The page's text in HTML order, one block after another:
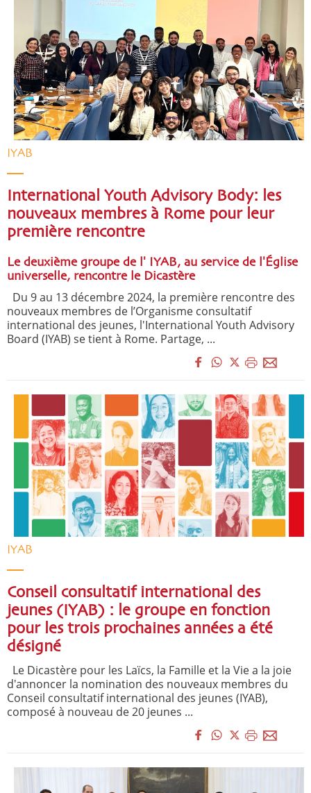
IYAB
International Youth Advisory Body: les
nouveaux membres à Rome pour leur
première rencontre
Le deuxième groupe de l' IYAB, au service de l'Église
universelle, rencontre le Dicastère
Du 9 au 13 décembre 2024, la première rencontre des
nouveaux membres de l’Organisme consultatif
international des jeunes, l'International Youth Advisory
Board (IYAB) se tient à Rome. Partage, ...
IYAB
Conseil consultatif international des
jeunes (IYAB) : le groupe en fonction
pour les trois prochaines années a été
désigné
Le Dicastère pour les Laïcs, la Famille et la Vie a la joie
d'annoncer la nomination des nouveaux membres du
Conseil consultatif international des jeunes (IYAB),
composé à nouveau de 20 jeunes ...